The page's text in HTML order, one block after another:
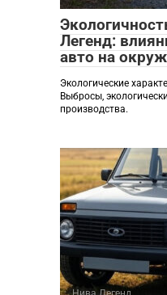
Легенд:
авто на
Экологические
Выбросы,
производства.